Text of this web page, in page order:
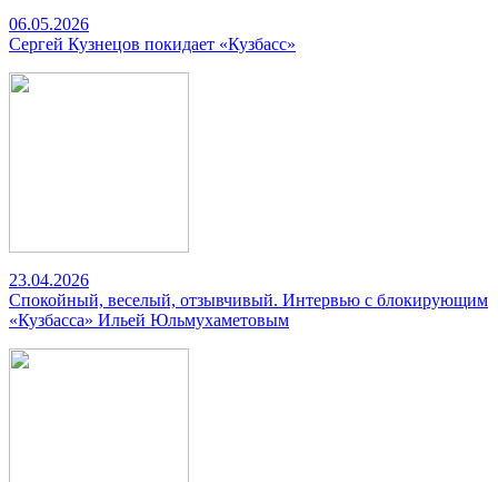
06.05.2026
Сергей Кузнецов покидает «Кузбасс»
23.04.2026
Спокойный, веселый, отзывчивый. Интервью с блокирующим
«Кузбасса» Ильей Юльмухаметовым